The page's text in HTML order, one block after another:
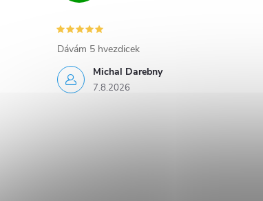
s
u
Michal Darebny
7.8.2026
Dávám 5 hvezdicek